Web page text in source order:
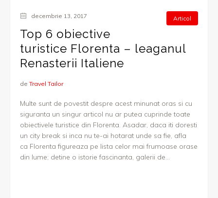
Articol
decembrie 13, 2017
Top 6 obiective
turistice Florenta – leaganul
Renasterii Italiene
de Travel Tailor
Multe sunt de povestit despre acest minunat oras si cu
siguranta un singur articol nu ar putea cuprinde toate
obiectivele turistice din Florenta. Asadar, daca iti doresti
un city break si inca nu te-ai hotarat unde sa fie, afla
ca Florenta figureaza pe lista celor mai frumoase orase
din lume; detine o istorie fascinanta, galerii de...